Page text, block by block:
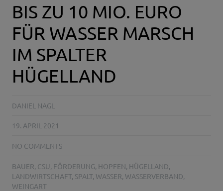
BIS ZU 10 MIO. EURO
FÜR WASSER MARSCH
IM SPALTER
HÜGELLAND
DANIEL NAGL
19. APRIL 2021
NO COMMENTS
BAUER, CSU, FÖRDERUNG, HOPFEN, HÜGELLAND,
LANDWIRTSCHAFT, SPALT, WASSER, WASSERVERBAND,
WEINGART